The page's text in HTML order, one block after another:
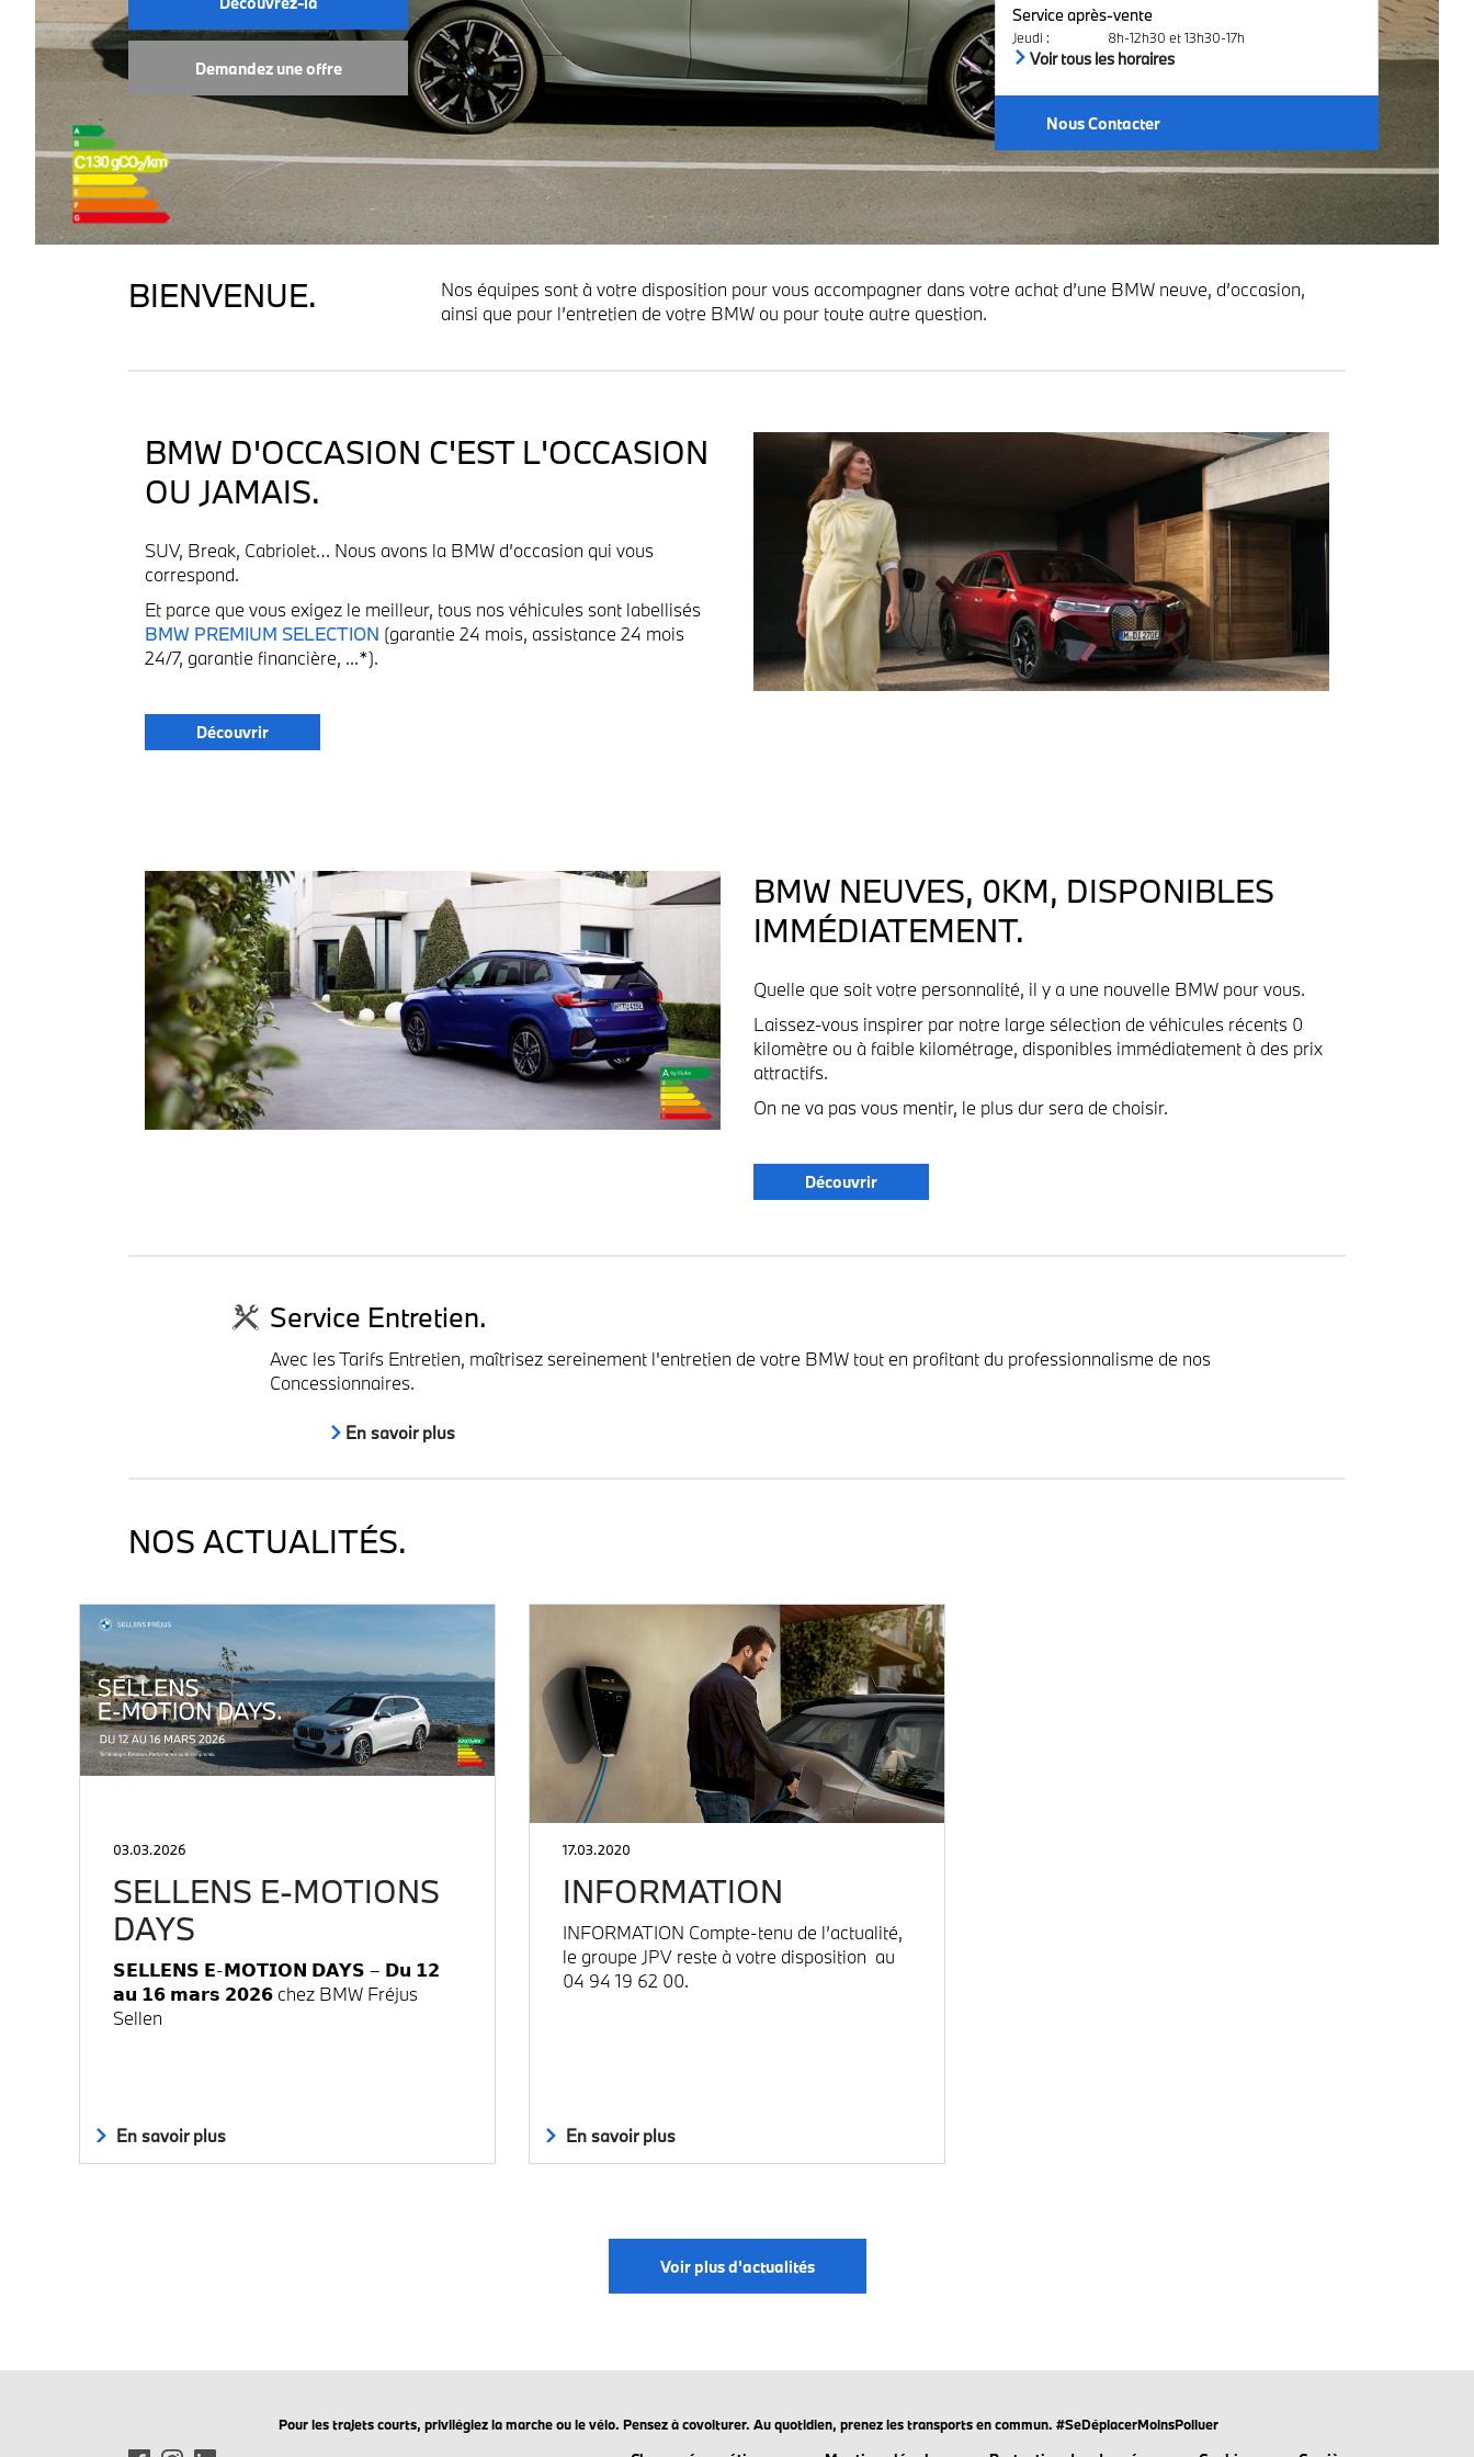
Service après-vente
Jeudi : 8h-12h30 et 13h30-17h
Voir tous les horaires
Nous Contacter
Demandez une offre
BIENVENUE.
Nos équipes sont à votre disposition pour vous accompagner dans votre achat d’une BMW neuve, d’occasion,
ainsi que pour l’entretien de votre BMW ou pour toute autre question.
BMW D'OCCASION C'EST L'OCCASION
OU JAMAIS.
SUV, Break, Cabriolet… Nous avons la BMW d’occasion qui vous
correspond.
Et parce que vous exigez le meilleur, tous nos véhicules sont labellisés
BMW PREMIUM SELECTION (garantie 24 mois, assistance 24 mois
24/7, garantie financière, ...*).
Découvrir
BMW NEUVES, 0KM, DISPONIBLES
IMMÉDIATEMENT.
Quelle que soit votre personnalité, il y a une nouvelle BMW pour vous.
Laissez-vous inspirer par notre large sélection de véhicules récents 0
kilomètre ou à faible kilométrage, disponibles immédiatement à des prix
attractifs.
On ne va pas vous mentir, le plus dur sera de choisir.
Découvrir
Service Entretien.
Avec les Tarifs Entretien, maîtrisez sereinement l'entretien de votre BMW tout en profitant du professionnalisme de nos
Concessionnaires.
En savoir plus
NOS ACTUALITÉS.
03.03.2026
SELLENS E-MOTIONS
DAYS
𝗦𝗘𝗟𝗟𝗘𝗡𝗦 𝗘-𝗠𝗢𝗧𝗜𝗢𝗡 𝗗𝗔𝗬𝗦 – 𝗗𝘂 𝟭𝟮
𝗮𝘂 𝟭𝟲 𝗺𝗮𝗿𝘀 𝟮𝟬𝟮𝟲 chez BMW Fréjus
Sellen
En savoir plus
17.03.2020
INFORMATION
INFORMATION Compte-tenu de l’actualité,
le groupe JPV reste à votre disposition au
04 94 19 62 00.
En savoir plus
Voir plus d'actualités
Pour les trajets courts, privilégiez la marche ou le vélo. Pensez à covoiturer. Au quotidien, prenez les transports en commun. #SeDéplacerMoinsPolluer